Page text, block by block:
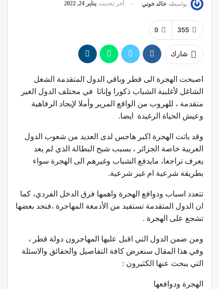
بواسطة خالد خوني آخر تحديث يناير 24, 2022
0 355
شارك
اصبحت الهجرة الى قطر وباقي الدول المتقدمة الشغل
الشاغل لأغلبية الشباب ذكورا وإناثا في مختلف الدول الغير
متقدمة ، للهروب من الواقع المرير وأملا لإيجاد الرفاهية
وعيش الحياة الرغيدة ايضا.
وقد باتت الهجرة اكبر هاجس لدى العديد من شعوب الدول
العربية خاصة الجزائر ، بسبب شبح البطالة الذي لم يعد
يعرف تراجعا، مايدفع الشباب وغيرهم الى الهجرة سواء
بطريقة شرعية ام غير شرعية.
تتعدد اسباب ودوافع الهجرة واهمها فرق الدخل الفردي، كما
ان الدول المتقدمة تستفيد من الأدمغة المهاجرة ،فنجد بعضها
تشجع على الهجرة .
ومن ضمن الدول التي اقبل عليها المهاجرون دولة قطر ،
وفي هذا المقال سنعرض كافة التفاصيل والحقائق والاسئلة
التي يبحث عنها الكثيرون :
الهجرة ودوافعها